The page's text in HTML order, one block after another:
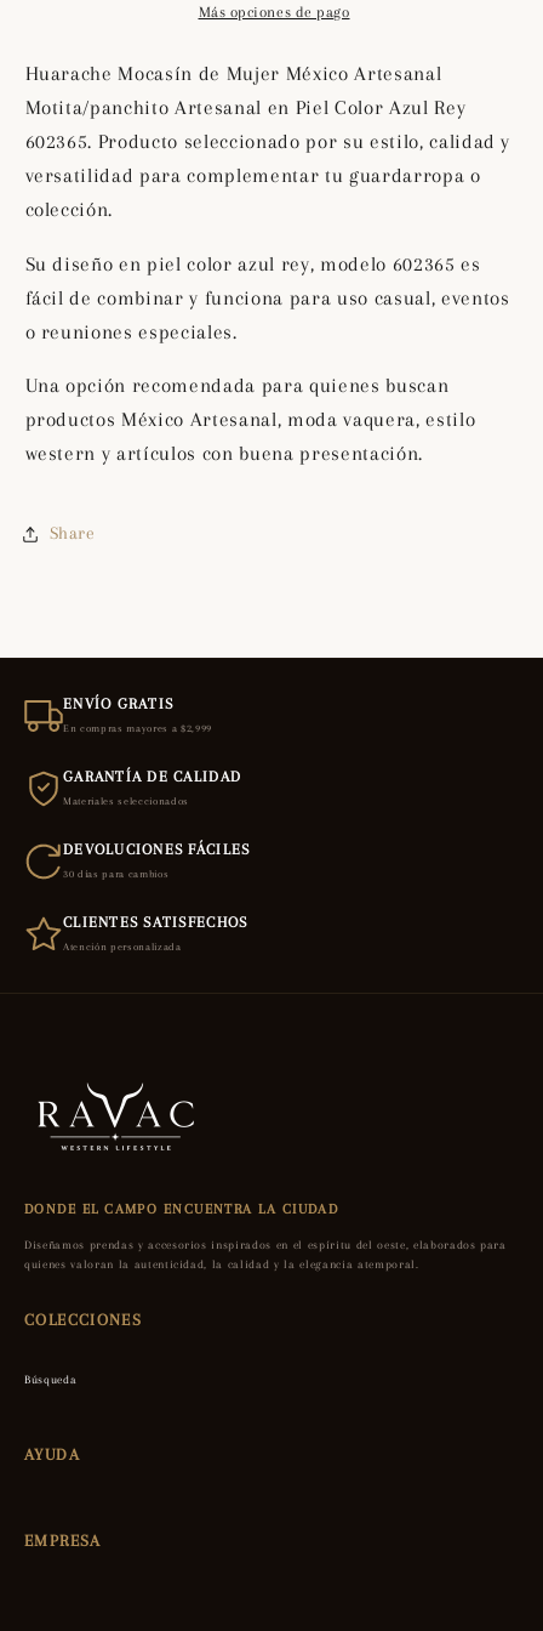
Artesanal
Piel
Color
Azul
Rey
Artesanal
Artesanal
Piel
Color
Azul
Más opciones de pago
Huarache Mocasín de Mujer México Artesanal
Motita/panchito Artesanal en Piel Color Azul Rey
602365. Producto seleccionado por su estilo, calidad y
versatilidad para complementar tu guardarropa o
colección.
Su diseño en piel color azul rey, modelo 602365 es
fácil de combinar y funciona para uso casual, eventos
o reuniones especiales.
Una opción recomendada para quienes buscan
productos México Artesanal, moda vaquera, estilo
western y artículos con buena presentación.
Share
ENVÍO GRATIS
En compras mayores a $2,999
GARANTÍA DE CALIDAD
Materiales seleccionados
DEVOLUCIONES FÁCILES
30 días para cambios
CLIENTES SATISFECHOS
Atención personalizada
DONDE EL CAMPO ENCUENTRA LA CIUDAD
Diseñamos prendas y accesorios inspirados en el espíritu del oeste, elaborados para
quienes valoran la autenticidad, la calidad y la elegancia atemporal.
COLECCIONES
Búsqueda
AYUDA
EMPRESA